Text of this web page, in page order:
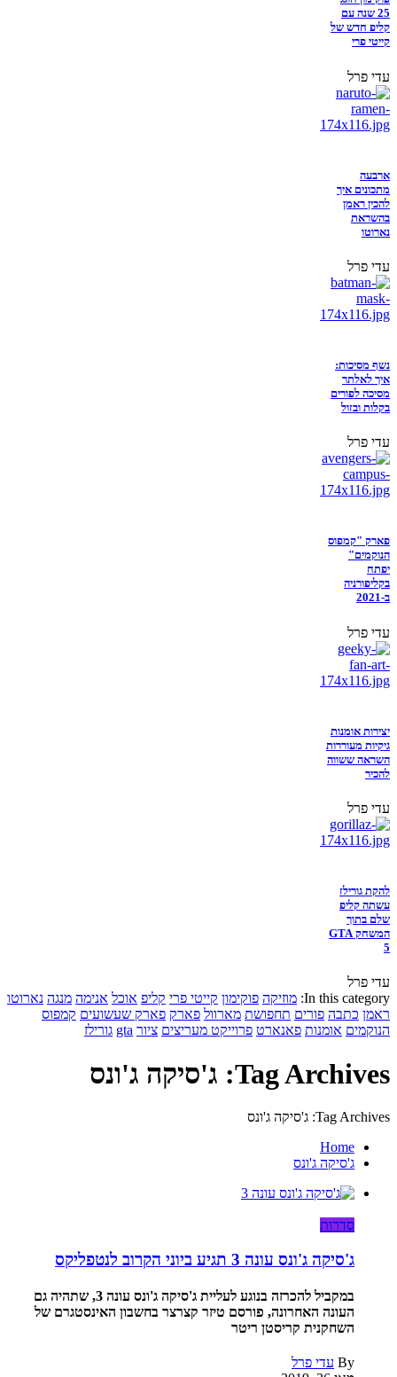
25 שנה עם
קליפ חדש של
קייטי פרי
עדי פרל
ארבעה
מתכונים איך
להכין ראמן
בהשראת
נארוטו
עדי פרל
נשף מסיכות:
איך לאלתר
מסיכה לפורים
בקלות ובזול
עדי פרל
פארק "קמפוס
הנוקמים"
יפתח
בקליפורניה
ב-2021
עדי פרל
יצירות אומנות
גיקיות מעוררות
השראה ששווה
להכיר
עדי פרל
להקת גורילז
עשתה קליפ
שלם בתוך
המשחק GTA
5
עדי פרל
In this category: מוזיקה פוקימון קייטי פרי קליפ אוכל אנימה מנגה נארוטו
ראמן כתבה פורים תחפושת מארוול פארק פארק שעשועים קמפוס
הנוקמים אומנות פאנארט פרוייקט מעריצים ציור gta גורילז
Tag Archives: ג'סיקה ג'ונס
Tag Archives: ג'סיקה ג'ונס
Home
ג'סיקה ג'ונס
סדרות
ג'סיקה ג'ונס עונה 3 תגיע ביוני הקרוב לנטפליקס
במקביל להכרזה בנוגע לעליית ג'סיקה ג'ונס עונה 3, שתהיה גם
העונה האחרונה, פורסם טיזר קצרצר בחשבון האינסטגרם של
השחקנית קריסטן ריטר
By עדי פרל